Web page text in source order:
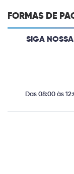
FORMAS DE
SIGA
Das 08:00 às